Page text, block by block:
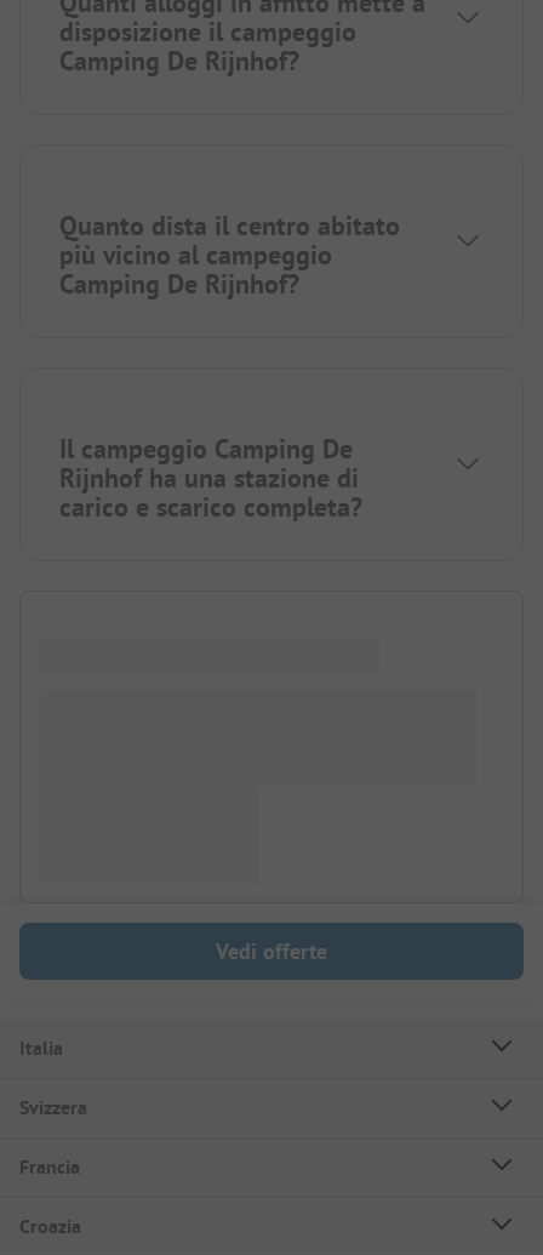
disposizione il campeggio
Camping De Rijnhof?
Quanto dista il centro abitato
più vicino al campeggio
Camping De Rijnhof?
Il campeggio Camping De
Rijnhof ha una stazione di
carico e scarico completa?
Vedi offerte
Italia
Svizzera
Francia
Croazia